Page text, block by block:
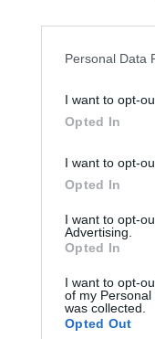
Personal Data
I want to opt-
Opted In
I want to opt-
Opted In
I want to opt-
Advertising.
Opted In
I want to opt-
of my
was collected.
Opted Out
na wykorzystywanie